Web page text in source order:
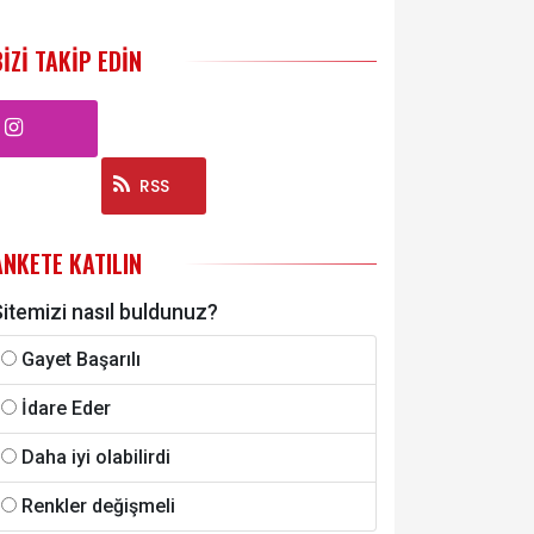
TAKIP EDIN
RSS
KATILIN
nasıl buldunuz?
Gayet Başarılı
İdare Eder
Daha iyi olabilirdi
Renkler değişmeli